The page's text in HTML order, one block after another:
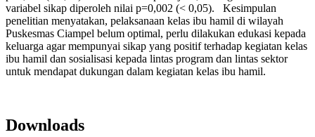
variabel sikap diperoleh nilai p=0,002 (< 0,05). Kesimpulan
penelitian menyatakan, pelaksanaan kelas ibu hamil di wilayah
Puskesmas Ciampel belum optimal, perlu dilakukan edukasi kepada
keluarga agar mempunyai sikap yang positif terhadap kegiatan kelas
ibu hamil dan sosialisasi kepada lintas program dan lintas sektor
untuk mendapat dukungan dalam kegiatan kelas ibu hamil.
Downloads